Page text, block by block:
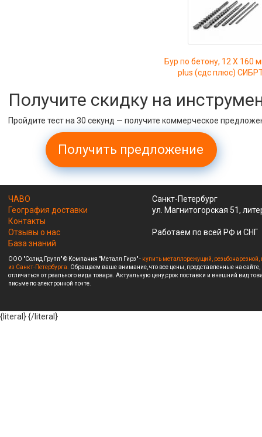
Бур по бетону, 12 X 160
plus (сдс плюс)
Получите скидку на
Пройдите тест на 30 секунд — получите коммерческое
Получить предложение
ЧАВО
География доставки
Контакты
Отзывы о нас
База знаний
Санкт-Петербург
ул. Магнитогорская 51,
Работаем по всей РФ и СНГ
ООО "Солид Групп" © Компания "Металл Гирз" - купить металлорежущий,
из Санкт-Петербурга. Обращаем ваше внимание, что все цены, представленные на
отличаться от реального вида товара. Актуальную цену,срок поставки и внешний вид
письме по электронной почте.
{literal}{/literal}